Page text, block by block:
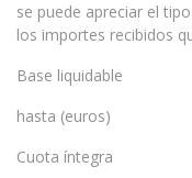
se puede apreciar el
los importes recibidos
Base liquidable
hasta (euros)
Cuota íntegra